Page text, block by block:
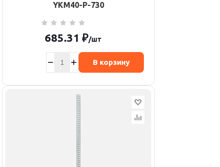
YKM40-P-730
685.31 ₽/шт
В корзину